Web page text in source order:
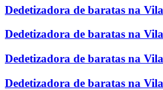
Dedetizadora de baratas na
Dedetizadora de baratas na
Dedetizadora de baratas na
Dedetizadora de baratas na